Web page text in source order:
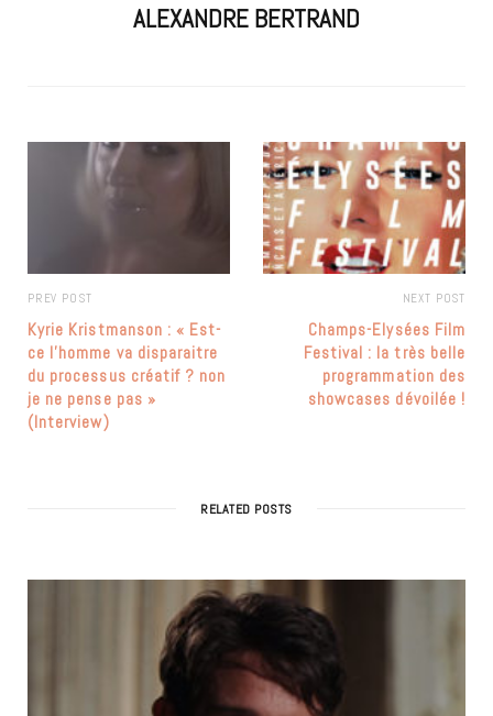
ALEXANDRE BERTRAND
PREV POST
Kyrie Kristmanson : « Est-
ce l’homme va disparaitre
du processus créatif ? non
je ne pense pas »
(Interview)
NEXT POST
Champs-Elysées Film
Festival : la très belle
programmation des
showcases dévoilée !
RELATED POSTS